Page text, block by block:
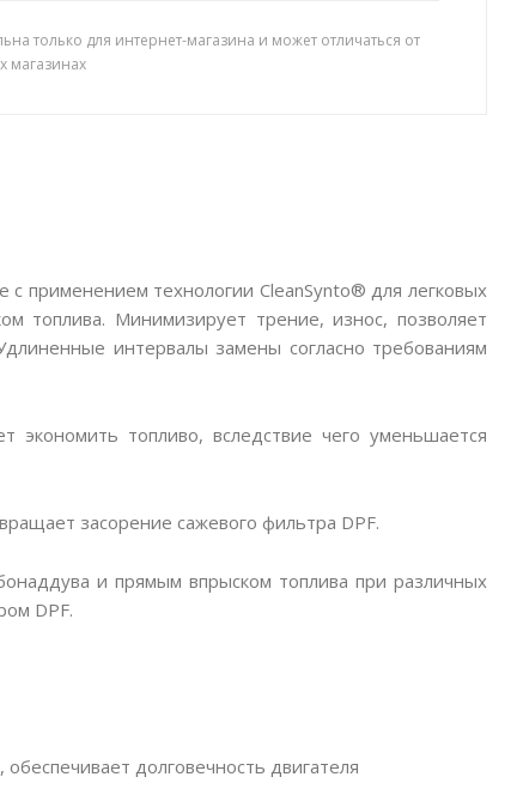
только для интернет-магазина и может отличаться от
магазинах
с применением технологии CleanSynto® для легковых
топлива. Минимизирует трение, износ, позволяет
интервалы замены согласно требованиям
экономить топливо, вследствие чего уменьшается
засорение сажевого фильтра DPF.
и прямым впрыском топлива при различных
DPF.
долговечность двигателя